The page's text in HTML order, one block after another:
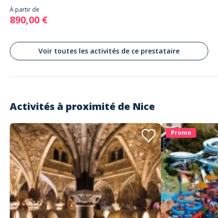
À partir de
890,00 €
Voir toutes les activités de ce prestataire
Activités à proximité de Nice
Promo